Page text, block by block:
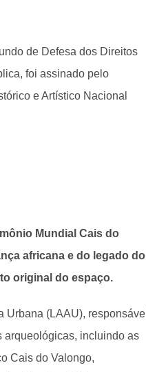
de Defesa dos Direitos
foi assinado pelo
e Artístico Nacional
Mundial Cais do
africana e do legado do
original do espaço.
Urbana (LAAU), responsável
arqueológicas, incluindo as
Cais do Valongo,